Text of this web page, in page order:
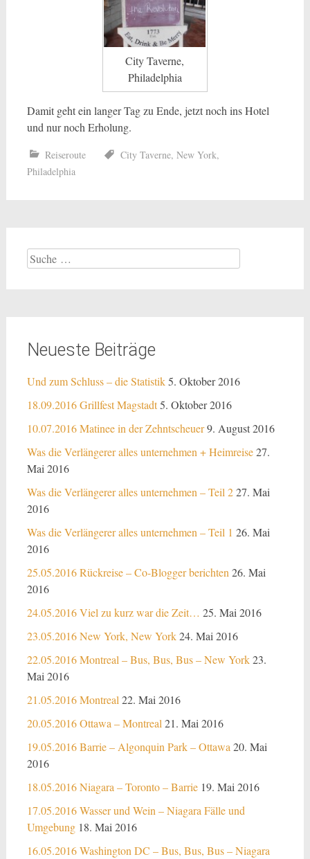
City Taverne,
Philadelphia
Damit geht ein langer Tag zu Ende, jetzt noch ins Hotel
und nur noch Erholung.
Reiseroute City Taverne, New York,
Philadelphia
Suche
nach:
Neueste Beiträge
Und zum Schluss – die Statistik5. Oktober 2016
18.09.2016 Grillfest Magstadt5. Oktober 2016
10.07.2016 Matinee in der Zehntscheuer9. August 2016
Was die Verlängerer alles unternehmen + Heimreise27.
Mai 2016
Was die Verlängerer alles unternehmen – Teil 227. Mai
2016
Was die Verlängerer alles unternehmen – Teil 1 26. Mai
2016
25.05.2016 Rückreise – Co-Blogger berichten26. Mai
2016
24.05.2016 Viel zu kurz war die Zeit… 25. Mai 2016
23.05.2016 New York, New York24. Mai 2016
22.05.2016 Montreal – Bus, Bus, Bus – New York23.
Mai 2016
21.05.2016 Montreal22. Mai 2016
20.05.2016 Ottawa – Montreal21. Mai 2016
19.05.2016 Barrie – Algonquin Park – Ottawa20. Mai
2016
18.05.2016 Niagara – Toronto – Barrie 19. Mai 2016
17.05.2016 Wasser und Wein – Niagara Fälle und
Umgebung 18. Mai 2016
16.05.2016 Washington DC – Bus, Bus, Bus – Niagara